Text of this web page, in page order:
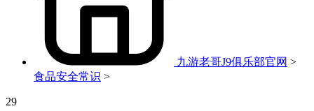
九游老哥J9俱乐部官网 >
食品安全常识 >
29